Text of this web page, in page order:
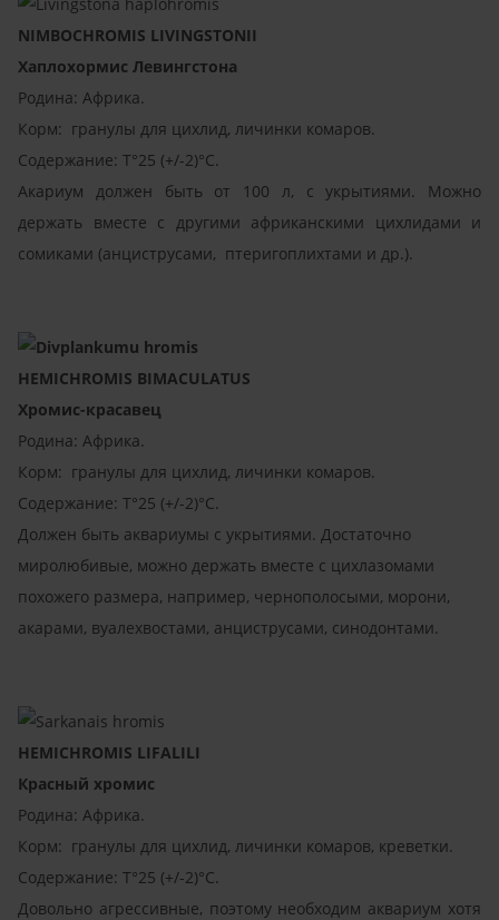
NIMBOCHROMIS LIVINGSTONII
Хаплохормис Левингстона
Родина: Африка.
Корм: гранулы для цихлид, личинки комаров.
Содержание: T°25 (+/-2)°C.
Акариум должен быть от 100 л, с укрытиями. Можно
держать вместе с другими африканскими цихлидами и
сомиками (анциструсами, птеригоплихтами и др.).
HEMICHROMIS BIMACULATUS
Хромис-красавец
Родина: Африка.
Корм: гранулы для цихлид, личинки комаров.
Содержание: T°25 (+/-2)°C.
Должен быть аквариумы с укрытиями. Достаточно
миролюбивые, можно держать вместе с цихлазомами
похожего размера, например, чернополосыми, морони,
акарами, вуалехвостами, анциструсами, синодонтами.
HEMICHROMIS LIFALILI
Красный хромис
Родина: Африка.
Корм: гранулы для цихлид, личинки комаров, креветки.
Содержание: T°25 (+/-2)°C.
Довольно агрессивные, поэтому необходим аквариум хотя